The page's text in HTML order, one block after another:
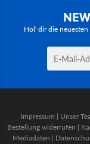
Hol' dir die
Impressum | Unser
Bestellung widerrufen |
Mediadaten |